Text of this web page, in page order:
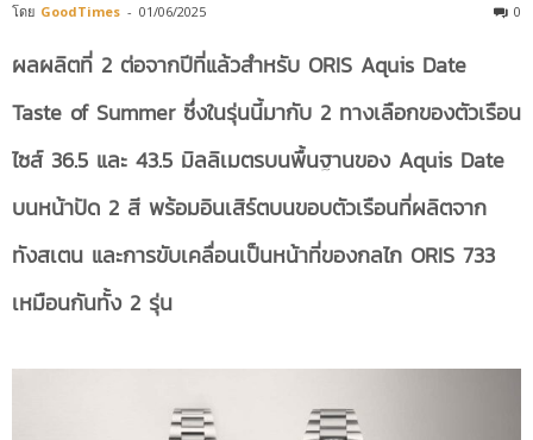
โดย GoodTimes - 01/06/2025 0
ผลผลิตที่ 2 ต่อจากปีที่แล้วสำหรับ ORIS Aquis Date
Taste of Summer ซึ่งในรุ่นนี้มากับ 2 ทางเลือกของตัวเรือน
ไซส์ 36.5 และ 43.5 มิลลิเมตรบนพื้นฐานของ Aquis Date
บนหน้าปัด 2 สี พร้อมอินเสิร์ตบนขอบตัวเรือนที่ผลิตจาก
ทังสเตน และการขับเคลื่อนเป็นหน้าที่ของกลไก ORIS 733
เหมือนกันทั้ง 2 รุ่น